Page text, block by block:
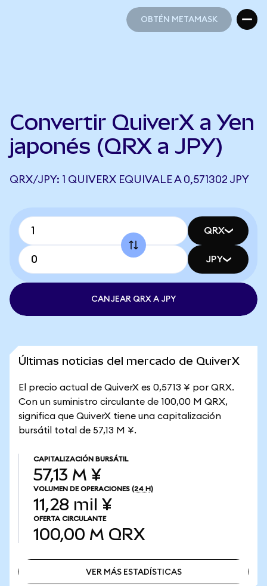
OBTÉN METAMASK
Convertir QuiverX a Yen
japonés (QRX a JPY)
QRX/JPY: 1 QUIVERX EQUIVALE A 0,571302 JPY
QRX
JPY
CANJEAR QRX A JPY
Últimas noticias del mercado de QuiverX
El precio actual de QuiverX es 0,5713 ¥ por QRX.
Con un suministro circulante de 100,00 M QRX,
significa que QuiverX tiene una capitalización
bursátil total de 57,13 M ¥.
CAPITALIZACIÓN BURSÁTIL
57,13 M ¥
VOLUMEN DE OPERACIONES (24 H)
11,28 mil ¥
OFERTA CIRCULANTE
100,00 M QRX
VER MÁS ESTADÍSTICAS